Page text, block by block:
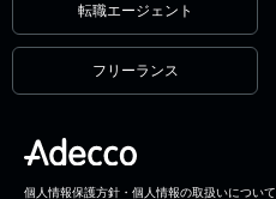
転職エージェント
フリーランス
個人情報保護方針・個人情報の取扱いについて